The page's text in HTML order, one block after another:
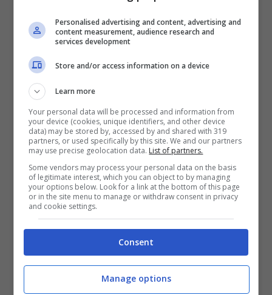
Juve, le cifre per Kaio Jorge –I bianconeri
hanno trovato l’accordo per il talentuoso
centravanti brasiliano. A metà della
prossima settimana il classe 2002
potrebbe recarsi in Italia per chiudere
Personalised advertising and content, advertising and
content measurement, audience research and
services development
Store and/or access information on a device
Learn more
Your personal data will be processed and information from
your device (cookies, unique identifiers, and other device
data) may be stored by, accessed by and shared with 319
partners, or used specifically by this site. We and our partners
may use precise geolocation data. List of partners.
Some vendors may process your personal data on the basis
of legitimate interest, which you can object to by managing
your options below. Look for a link at the bottom of this page
or in the site menu to manage or withdraw consent in privacy
and cookie settings.
Consent
Manage options